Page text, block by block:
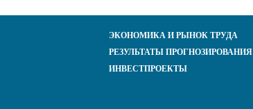
ЭКОНОМИКА И РЫНОК ТРУДА
РЕЗУЛЬТАТЫ ПРОГНОЗИРОВАНИЯ
ИНВЕСТПРОЕКТЫ